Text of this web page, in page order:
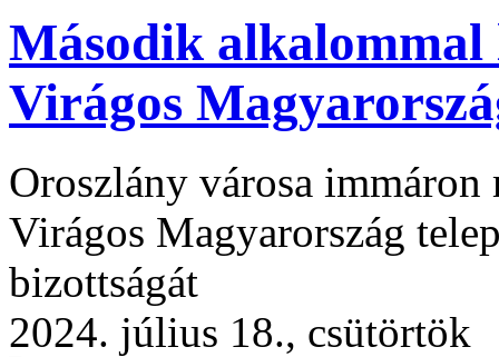
Második
Virágos
Oroszlány városa immáron
Virágos Magyarország
bizottságát
2024. július 18., csütörtök